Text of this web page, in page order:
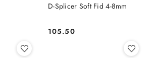
D-Splicer Soft Fid 4-8mm
Cena:
105.50